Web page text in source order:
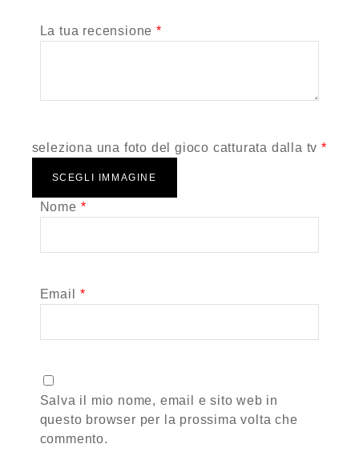
Valutato
Ottobre 20, 2021
ok
La tua recensione*
seleziona una foto del gioco catturata dalla tv*
SCEGLI IMMAGINE
Nome *
Email *
Salva il mio nome, email e sito web in
questo browser per la prossima volta che
commento.